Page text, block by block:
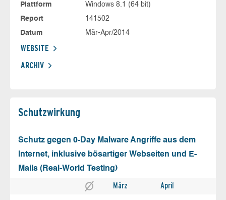
Plattform
Windows 8.1 (64 bit)
Report
141502
Datum
Mär-Apr/2014
WEBSITE
ARCHIV
Schutz­wirkung
Schutz gegen 0-Day Malware Angriffe aus dem
Internet, inklusive bösartiger Webseiten und E-
Mails (Real-World Testing)
März April